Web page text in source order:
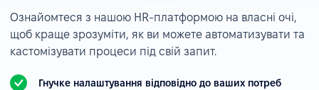
Ознайомтеся з нашою HR-платформою на власні очі,
щоб краще зрозуміти, як ви можете автоматизувати та
кастомізувати процеси під свій запит.
Гнучке налаштування відповідно до ваших потреб